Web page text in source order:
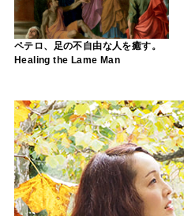
ペテロ、足の不自由な人を癒す。
Healing the Lame Man